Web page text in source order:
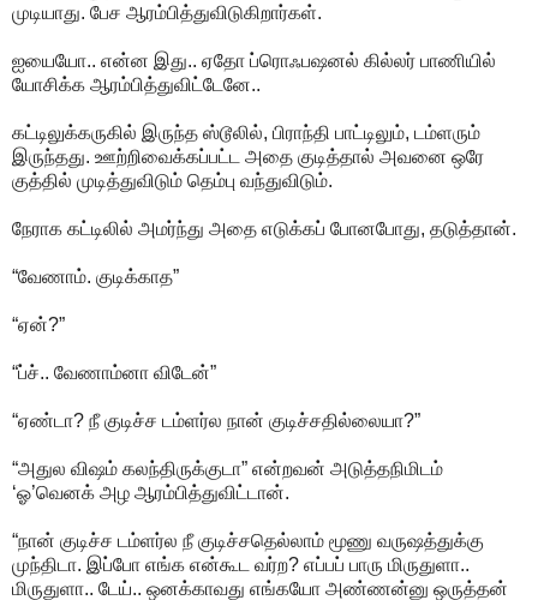
முடியாது. பேச ஆரம்பித்துவிடுகிறார்கள்.
ஐயையோ.. என்ன இது.. ஏதோ ப்ரொஃபஷனல் கில்லர் பாணியில்
யோசிக்க ஆரம்பித்துவிட்டேனே..
கட்டிலுக்கருகில் இருந்த ஸ்டூலில், பிராந்தி பாட்டிலும், டம்ளரும்
இருந்தது. ஊற்றிவைக்கப்பட்ட அதை குடித்தால் அவனை ஒரே
குத்தில் முடித்துவிடும் தெம்பு வந்துவிடும்.
நேராக கட்டிலில் அமர்ந்து அதை எடுக்கப் போனபோது, தடுத்தான்.
“வேணாம். குடிக்காத”
“ஏன்?”
“ப்ச்.. வேணாம்னா விடேன்”
“ஏண்டா? நீ குடிச்ச டம்ளர்ல நான் குடிச்சதில்லையா?”
“அதுல விஷம் கலந்திருக்குடா” என்றவன் அடுத்தநிமிடம்
‘ஓ’வெனக் அழ ஆரம்பித்துவிட்டான்.
“நான் குடிச்ச டம்ளர்ல நீ குடிச்சதெல்லாம் மூணு வருஷத்துக்கு
முந்திடா. இப்போ எங்க என்கூட வர்ற? எப்பப் பாரு மிருதுளா..
மிருதுளா.. டேய்.. ஒனக்காவது எங்கயோ அண்ணன்னு ஒருத்தன்